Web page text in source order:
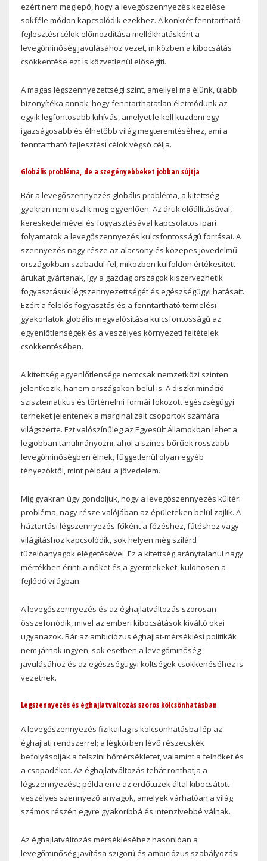
ezért nem meglepő, hogy a levegőszennyezés kezelése
sokféle módon kapcsolódik ezekhez. A konkrét fenntartható
fejlesztési célok előmozdítása mellékhatásként a
levegőminőség javulásához vezet, miközben a kibocsátás
csökkentése ezt is közvetlenül elősegíti.
A magas légszennyezettségi szint, amellyel ma élünk, újabb
bizonyítéka annak, hogy fenntarthatatlan életmódunk az
egyik legfontosabb kihívás, amelyet le kell küzdeni egy
igazságosabb és élhetőbb világ megteremtéséhez, ami a
fenntartható fejlesztési célok végső célja.
Globális probléma, de a szegényebbeket jobban sújtja
Bár a levegőszennyezés globális probléma, a kitettség
gyakran nem oszlik meg egyenlően. Az áruk előállításával,
kereskedelmével és fogyasztásával kapcsolatos ipari
folyamatok a levegőszennyezés kulcsfontosságú forrásai. A
szennyezés nagy része az alacsony és közepes jövedelmű
országokban szabadul fel, miközben külföldön értékesített
árukat gyártanak, így a gazdag országok kiszervezhetik
fogyasztásuk légszennyezettségét és egészségügyi hatásait.
Ezért a felelős fogyasztás és a fenntartható termelési
gyakorlatok globális megvalósítása kulcsfontosságú az
egyenlőtlenségek és a veszélyes környezeti feltételek
csökkentésében.
A kitettség egyenlőtlensége nemcsak nemzetközi szinten
jelentkezik, hanem országokon belül is. A diszkrimináció
szisztematikus és történelmi formái fokozott egészségügyi
terheket jelentenek a marginalizált csoportok számára
világszerte. Ezt valószínűleg az Egyesült Államokban lehet a
legjobban tanulmányozni, ahol a színes bőrűek rosszabb
levegőminőségben élnek, függetlenül olyan egyéb
tényezőktől, mint például a jövedelem.
Míg gyakran úgy gondoljuk, hogy a levegőszennyezés kültéri
probléma, nagy része valójában az épületeken belül zajlik. A
háztartási légszennyezés főként a főzéshez, fűtéshez vagy
világításhoz kapcsolódik, sok helyen még szilárd
tüzelőanyagok elégetésével. Ez a kitettség aránytalanul nagy
mértékben érinti a nőket és a gyermekeket, különösen a
fejlődő világban.
A levegőszennyezés és az éghajlatváltozás szorosan
összefonódik, mivel az emberi kibocsátások kiváltó okai
ugyanazok. Bár az ambiciózus éghajlat-mérséklési politikák
nem járnak ingyen, sok esetben a levegőminőség
javulásához és az egészségügyi költségek csökkenéséhez is
vezetnek.
Légszennyezés és éghajlatváltozás szoros kölcsönhatásban
A levegőszennyezés fizikailag is kölcsönhatásba lép az
éghajlati rendszerrel; a légkörben lévő részecskék
befolyásolják a felszíni hőmérsékletet, valamint a felhőket és
a csapadékot. Az éghajlatváltozás tehát ronthatja a
légszennyezést; példa erre az erdőtüzek által kibocsátott
veszélyes szennyező anyagok, amelyek várhatóan a világ
számos részén egyre gyakoribbá és intenzívebbé válnak.
Az éghajlatváltozás mérsékléséhez hasonlóan a
levegőminőség javítása szigorú és ambiciózus szabályozási